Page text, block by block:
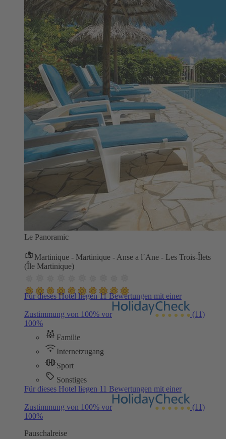
Le Panoramic
Martinique - Martinique - Anse a l´Ane - Les Trois-Îlets
(Île Martinique)
Für dieses Hotel liegen 11 Bewertungen mit einer
Zustimmung von 100% vor
(11)
100%
Familie
Internetzugang
Sport
Sonstiges
Für dieses Hotel liegen 11 Bewertungen mit einer
Zustimmung von 100% vor
(11)
100%
Pauschalreise